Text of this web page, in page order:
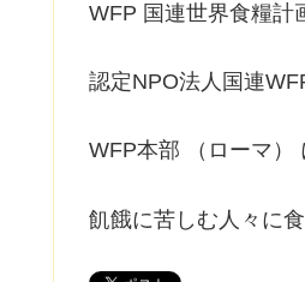
WFP 国連世界食糧計
認定NPO法人国連
WFP本部 （ローマ）
飢餓に苦しむ人々に